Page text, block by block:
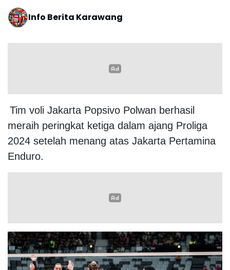
Info Berita Karawang
Tim voli Jakarta Popsivo Polwan berhasil
meraih peringkat ketiga dalam ajang Proliga
2024 setelah menang atas Jakarta Pertamina
Enduro.